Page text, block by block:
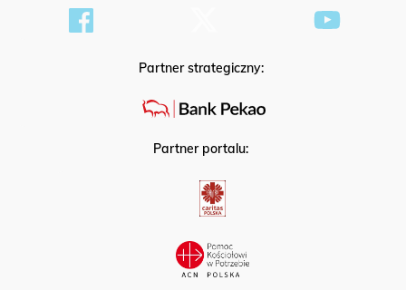
Partner strategiczny:
Partner portalu: